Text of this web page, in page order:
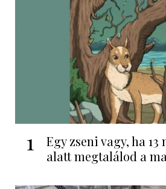
1
Egy zseni vagy, ha 13
alatt megtalálod a